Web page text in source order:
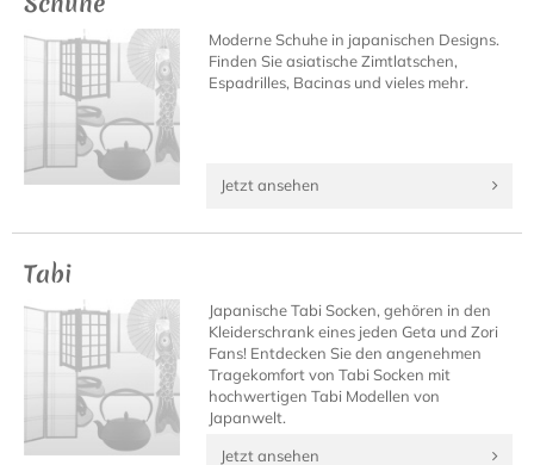
Moderne Schuhe in japanischen Designs.
Finden Sie asiatische Zimtlatschen,
Espadrilles, Bacinas und vieles mehr.
Jetzt ansehen
Tabi
Japanische Tabi Socken, gehören in den
Kleiderschrank eines jeden Geta und Zori
Fans! Entdecken Sie den angenehmen
Tragekomfort von Tabi Socken mit
hochwertigen Tabi Modellen von
Japanwelt.
Jetzt ansehen